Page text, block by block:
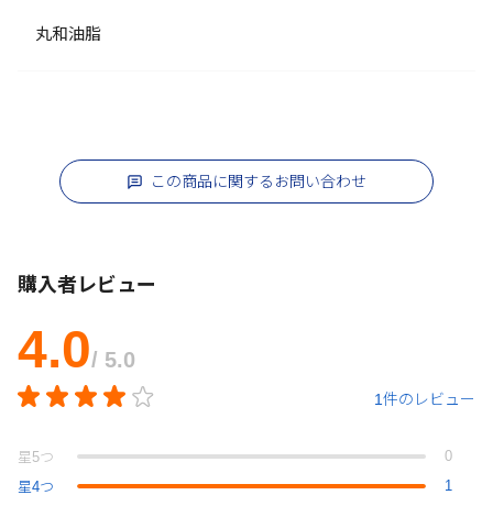
丸和油脂
この商品に関するお問い合わせ
購入者レビュー
4.0/ 5.0
1件のレビュー
星 5つ
0
星4つ
1